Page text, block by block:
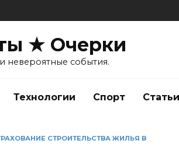
★ Очерки
невероятные события.
Технологии Спорт Статьи
СТРОИТЕЛЬСТВА ЖИЛЬЯ В